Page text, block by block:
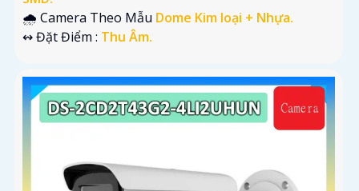
🌧️ Camera Theo Mẫu Dome Kim loại + Nhựa.
️↭ Đặt Điểm : Thu Âm.